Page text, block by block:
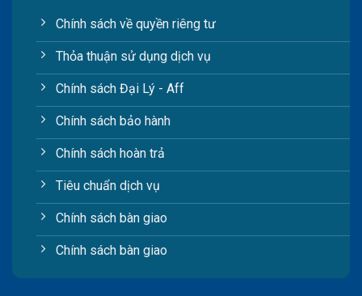
Chính sách về quyền riêng tư
Thỏa thuận sử dụng dịch vụ
Chính sách Đại Lý - Aff
Chính sách bảo hành
Chính sách hoàn trả
Tiêu chuẩn dịch vụ
Chính sách bàn giao
Chính sách bàn giao